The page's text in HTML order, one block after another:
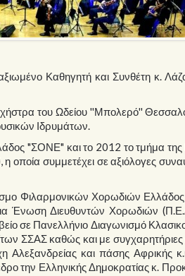
Καθηγητή και Συνθέτη κ.
του Ωδείου ''Μπολερό''
Ιδρυμάτων.
"ΣΟΝΕ" και το 2012 το τμήμα της
συμμετέχει σε αξιόλογες
Φιλαρμονικών Χορωδιών
Ένωση Διευθυντών Χορωδιών
σε Πανελλήνιο Διαγωνισμό
ΣΣΑΣ καθώς και με συγχαρητήριες
Αλεξανδρείας και πάσης Αφρικής
την Ελληνικής Δημοκρατίας κ.